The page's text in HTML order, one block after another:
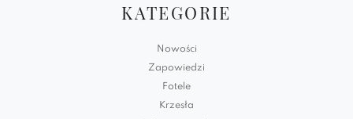
KATEGORIE
Nowości
Zapowiedzi
Fotele
Krzesła